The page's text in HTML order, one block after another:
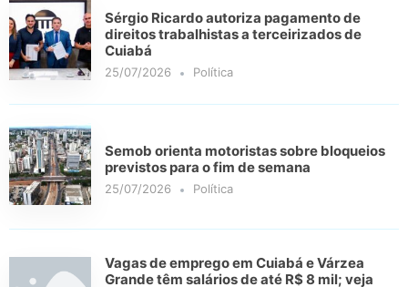
Sérgio Ricardo autoriza pagamento de
direitos trabalhistas a terceirizados de
Cuiabá
25/07/2026 Política
Semob orienta motoristas sobre bloqueios
previstos para o fim de semana
25/07/2026 Política
Vagas de emprego em Cuiabá e Várzea
Grande têm salários de até R$ 8 mil; veja